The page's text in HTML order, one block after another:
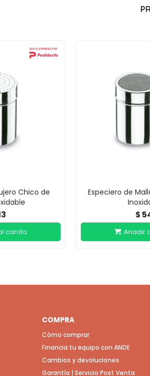
Chico de
Especiero de
$
COMPRA
Cómo comprar
Financia tu equipo con ANDE
Cambios y devoluciones
Garantía | Servicio Post Venta